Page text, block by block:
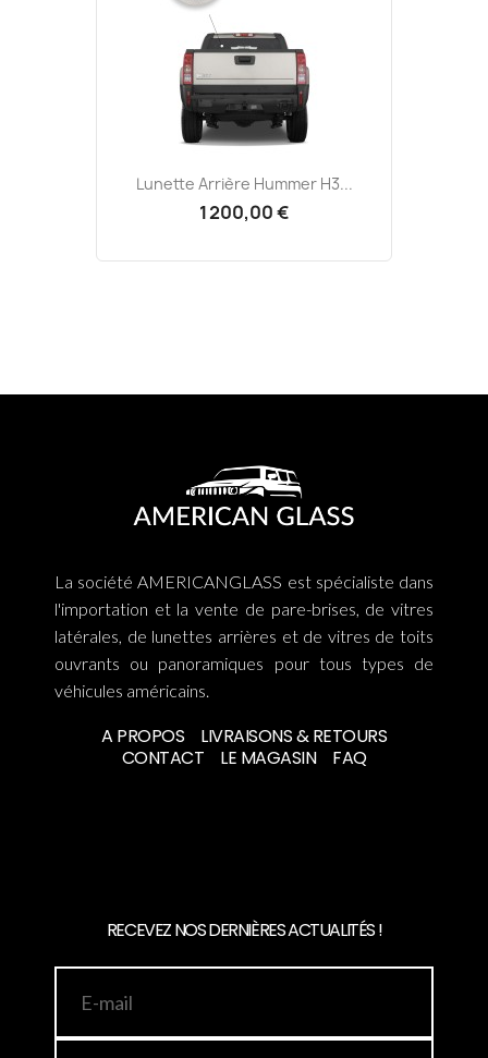
Lunette Arrière Hummer H3...
1 200,00 €
La société AMERICANGLASS est spécialiste dans
l'importation et la vente de pare-brises, de vitres
latérales, de lunettes arrières et de vitres de toits
ouvrants ou panoramiques pour tous types de
véhicules américains.
A PROPOS
LIVRAISONS & RETOURS
CONTACT
LE MAGASIN FAQ
RECEVEZ NOS DERNIÈRES ACTUALITÉS !